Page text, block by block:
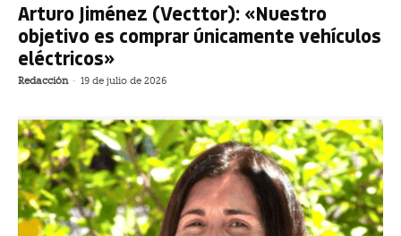
Arturo Jiménez (Vecttor): «Nuestro
objetivo es comprar únicamente vehículos
eléctricos»
Redacción - 19 de julio de 2026